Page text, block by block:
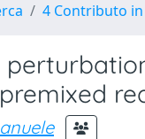
4 Contributo